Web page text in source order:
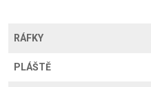
RÁFKY
PLÁŠTĚ